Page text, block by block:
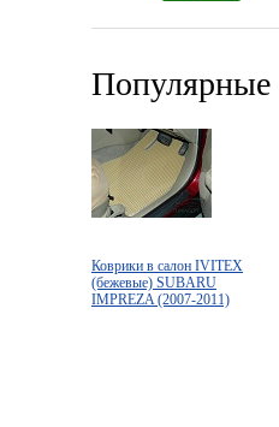
Популярные
Коврики в салон IVITEX
(бежевые) SUBARU
IMPREZA (2007-2011)